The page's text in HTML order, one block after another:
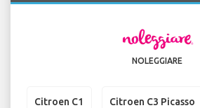
NOLEGGIARE
Citroen C1 Citroen C3 Picasso